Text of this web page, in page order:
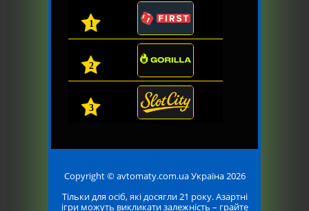
1
2
3
Copyright © avtomaty.com.ua Україна 2026
Тільки для осіб, які досягли 21 року. Азартні
ігри можуть викликати залежність – грайте